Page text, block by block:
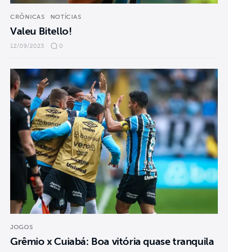
CRÔNICAS NOTÍCIAS
Valeu Bitello!
12/09/2023 0
JOGOS
Grêmio x Cuiabá: Boa vitória quase tranquila